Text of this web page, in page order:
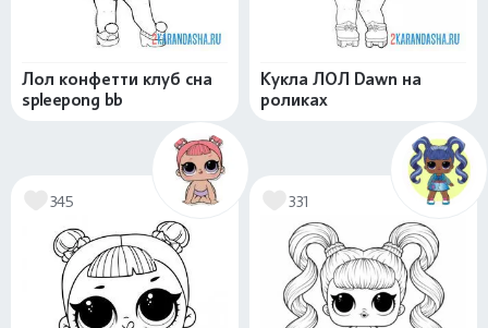
Лол конфетти клуб сна
spleepong bb
Кукла ЛОЛ Dawn на
роликах
345 331